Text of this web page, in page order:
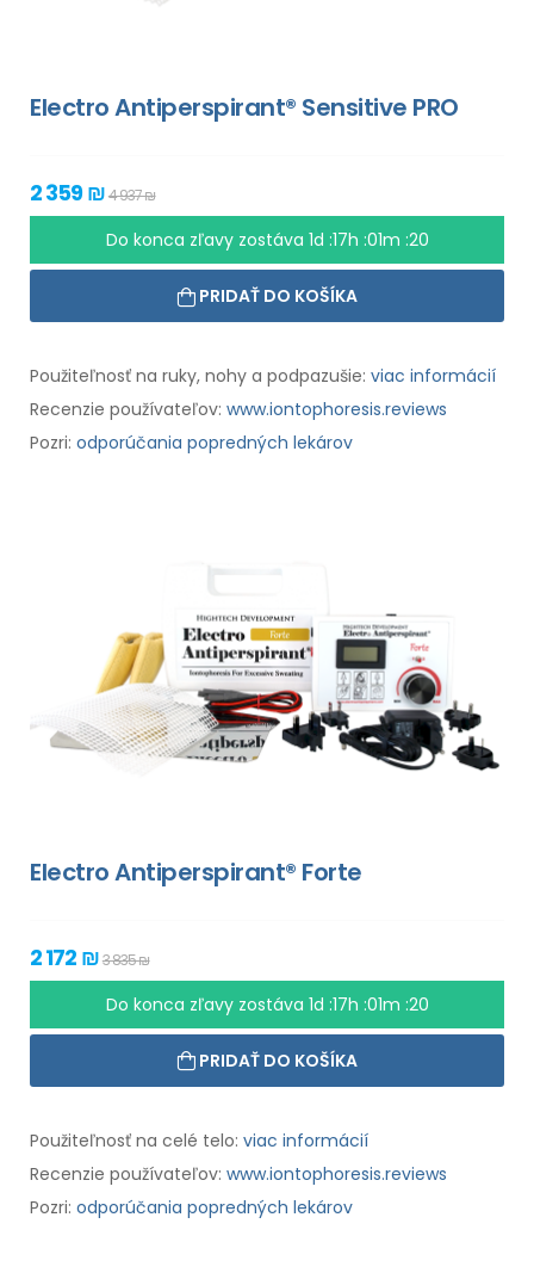
Electro Antiperspirant® Sensitive PRO
2 359 ₪4 937 ₪
Do konca zľavy zostáva1d :17h :01m :18
PRIDAŤ DO KOŠÍKA
Použiteľnosť na ruky, nohy a podpazušie: viac informácií
Recenzie používateľov: www.iontophoresis.reviews
Pozri: odporúčania popredných lekárov
Electro Antiperspirant® Forte
2 172 ₪3 835 ₪
Do konca zľavy zostáva1d :17h :01m :18
PRIDAŤ DO KOŠÍKA
Použiteľnosť na celé telo: viac informácií
Recenzie používateľov: www.iontophoresis.reviews
Pozri: odporúčania popredných lekárov